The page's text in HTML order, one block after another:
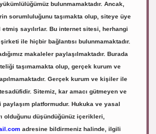
bulunmamaktadır. Ancak,
sorumluluğunu taşımakta olup, siteye üye
sayılırlar. Bu internet sitesi, herhangi
ile hiçbir bağlantısı bulunmamaktadır.
makaleler paylaşılmaktadır. Burada
taşımamakta olup, gerçek kurum ve
Gerçek kurum ve kişiler ile
Sitemiz, kar amacı gütmeyen ve
platformudur. Hukuka ve yasal
olduğunu düşündüğünüz içerikleri,
adresine bildirmeniz halinde, ilgili